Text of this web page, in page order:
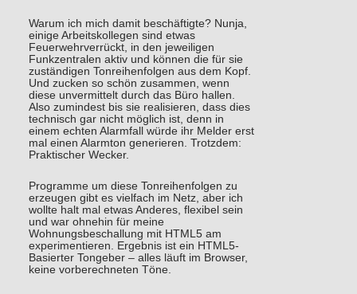
Warum ich mich damit beschäftigte? Nunja,
einige Arbeitskollegen sind etwas
Feuerwehrverrückt, in den jeweiligen
Funkzentralen aktiv und können die für sie
zuständigen Tonreihenfolgen aus dem Kopf.
Und zucken so schön zusammen, wenn
diese unvermittelt durch das Büro hallen.
Also zumindest bis sie realisieren, dass dies
technisch gar nicht möglich ist, denn in
einem echten Alarmfall würde ihr Melder erst
mal einen Alarmton generieren. Trotzdem:
Praktischer Wecker.
Programme um diese Tonreihenfolgen zu
erzeugen gibt es vielfach im Netz, aber ich
wollte halt mal etwas Anderes, flexibel sein
und war ohnehin für meine
Wohnungsbeschallung mit HTML5 am
experimentieren. Ergebnis ist ein HTML5-
Basierter Tongeber – alles läuft im Browser,
keine vorberechneten Töne.